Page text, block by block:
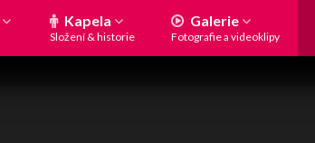
Kapela
Složení & historie
Galerie
Fotografie a videoklipy